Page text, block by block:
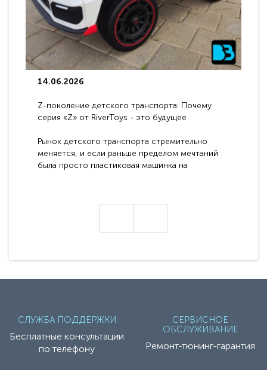
14.06.2026
Z-поколение детского транспорта: Почему
серия «Z» от RiverToys - это будущее
Рынок детского транспорта стремительно
меняется, и если раньше пределом мечтаний
была просто пластиковая машинка на
СЛУЖБА ПОДДЕРЖКИ
Бесплатные консультации
по телефону
СЕРВИСНОЕ
ОБСЛУЖИВАНИЕ
Ремонт-тюнинг-гарантия